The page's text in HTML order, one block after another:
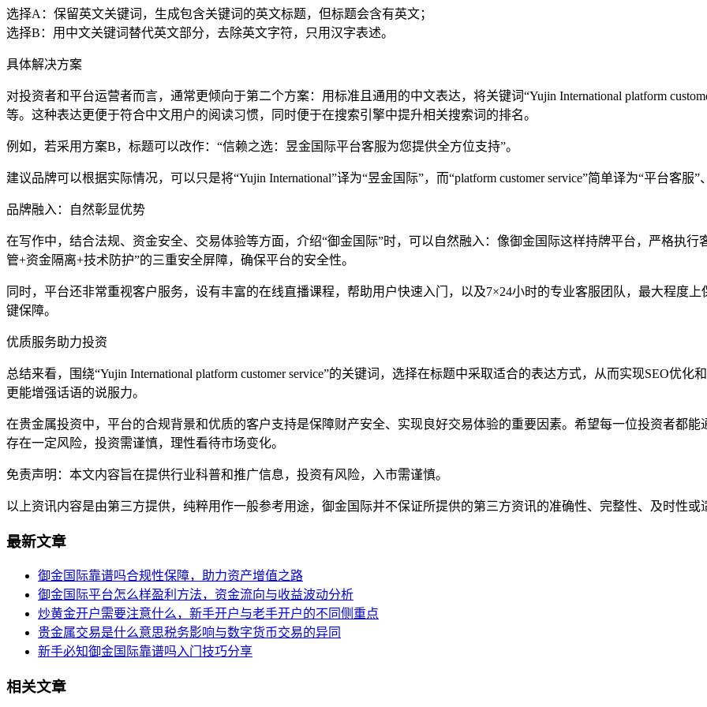
选择A：保留英文关键词，生成包含关键词的英文标题，但标题会含有英文；
选择B：用中文关键词替代英文部分，去除英文字符，只用汉字表述。
具体解决方案
对投资者和平台运营者而言，通常更倾向于第二个方案：用标准且通用的中文表达，将关键词“Yujin International platform
等。这种表达更便于符合中文用户的阅读习惯，同时便于在搜索引擎中提升相关搜索词的排名。
例如，若采用方案B，标题可以改作：“信赖之选：昱金国际平台客服为您提供全方位支持”。
建议品牌可以根据实际情况，可以只是将“Yujin International”译为“昱金国际”，而“platform customer service”简单译为“平台客
品牌融入：自然彰显优势
在写作中，结合法规、资金安全、交易体验等方面，介绍“御金国际”时，可以自然融入：像御金国际这样持牌平台，严格执
管+资金隔离+技术防护”的三重安全屏障，确保平台的安全性。
同时，平台还非常重视客户服务，设有丰富的在线直播课程，帮助用户快速入门，以及7×24小时的专业客服团队，最大程度
键保障。
优质服务助力投资
总结来看，围绕“Yujin International platform customer service”的关键词，选择在标题中采取适合的表达方式，从而实现SEO优
更能增强话语的说服力。
在贵金属投资中，平台的合规背景和优质的客户支持是保障财产安全、实现良好交易体验的重要因素。希望每一位投资者都
存在一定风险，投资需谨慎，理性看待市场变化。
免责声明：本文内容旨在提供行业科普和推广信息，投资有风险，入市需谨慎。
以上资讯内容是由第三方提供，纯粹用作一般参考用途，御金国际并不保证所提供的第三方资讯的准确性、完整性、及时性或
最新文章
御金国际靠谱吗合规性保障，助力资产增值之路
御金国际平台怎么样盈利方法，资金流向与收益波动分析
炒黄金开户需要注意什么，新手开户与老手开户的不同侧重点
贵金属交易是什么意思税务影响与数字货币交易的异同
新手必知御金国际靠谱吗入门技巧分享
相关文章